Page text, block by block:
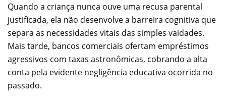
Quando a criança nunca ouve uma recusa parental
justificada, ela não desenvolve a barreira cognitiva que
separa as necessidades vitais das simples vaidades.
Mais tarde, bancos comerciais ofertam empréstimos
agressivos com taxas astronômicas, cobrando a alta
conta pela evidente negligência educativa ocorrida no
passado.